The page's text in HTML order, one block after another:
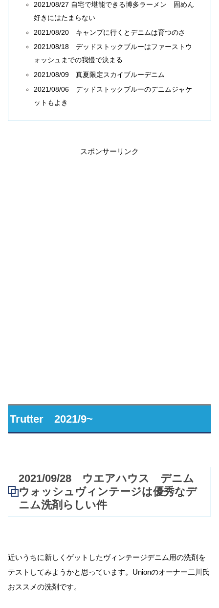
2021/08/27 自宅で堪能できる博多ラーメン 固めん
好きにはたまらない
2021/08/20 キャンプに行くとデニムは育つのさ
2021/08/18 デッドストックブルーはファーストウ
ォッシュまでの我慢で決まる
2021/08/09 真夏限定スカイブルーデニム
2021/08/06 デッドストックブルーのデニムジャケ
ットもよき
スポンサーリンク
Trutter 2021/9~
2021/09/28 ウエアハウス デニム
ウォッシュヴィンテージは優秀なデ
ニム洗剤らしい件
近いうちに新しくゲットしたヴィンテージデニム用の洗剤を
テストしてみようかと思っています。Unionのオーナー二川氏
おススメの洗剤です。